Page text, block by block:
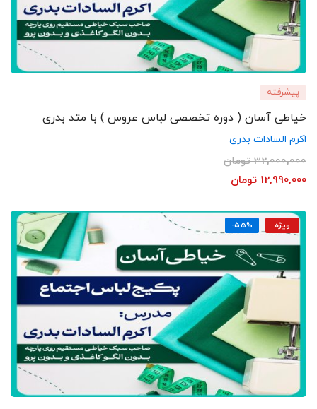
پیشرفته
خیاطی آسان ( دوره تخصصی لباس عروس ) با متد بدری
اکرم السادات بدری
32,000,000 تومان
12,990,000 تومان
ویژه -55%